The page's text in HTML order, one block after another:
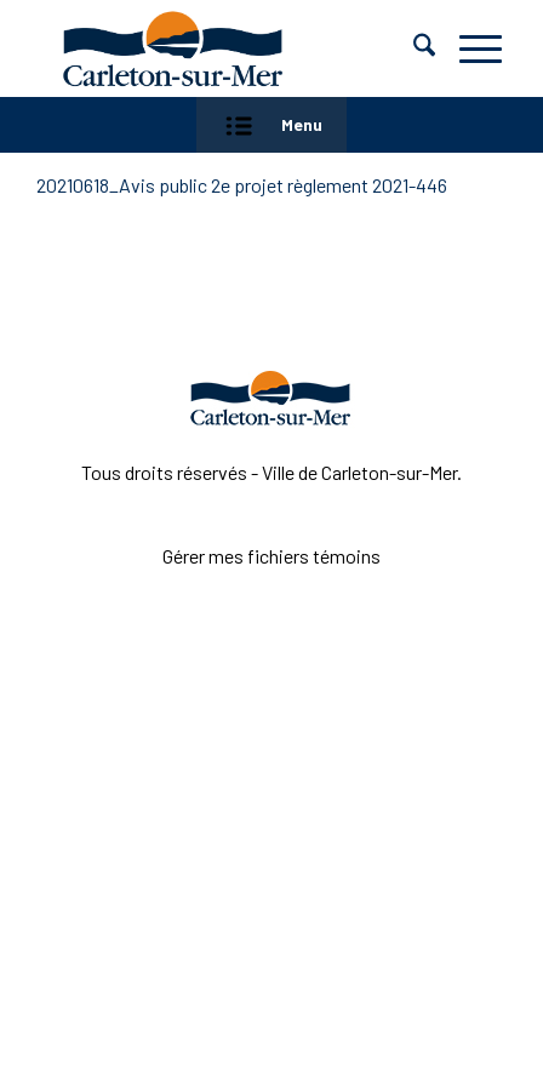
Menu
20210618_Avis public 2e projet règlement 2021-446
Tous droits réservés - Ville de Carleton-sur-Mer.
Gérer mes fichiers témoins